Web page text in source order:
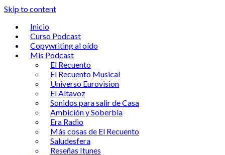
Skip to content
Inicio
Curso Podcast
Copywriting al oído
Mis Podcast
El Recuento
El Recuento Musical
Universo Eurovision
El Altavoz
Sonidos para salir de Casa
Ambición y Soberbia
Era Radio
Más cosas de El Recuento
Saludesfera
Reseñas Itunes